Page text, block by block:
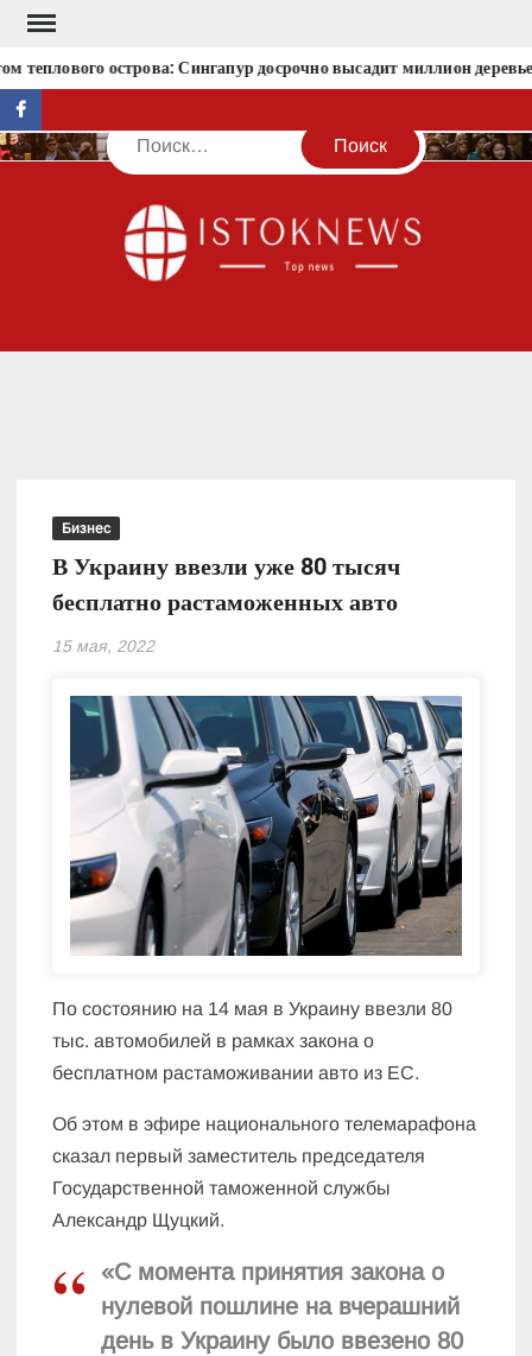
Перейти
содержимому
теплового острова: Сингапур досрочно высадит миллион
facebook
Поиск
Бизнес
В Украину ввезли уже 80 тысяч
бесплатно растаможенных авто
15 мая, 2022
По состоянию на 14 мая в Украину ввезли 80
тыс. автомобилей в рамках закона о
бесплатном растаможивании авто из ЕС.
Об этом в эфире национального телемарафона
сказал первый заместитель председателя
Государственной таможенной службы
Александр Щуцкий.
«С момента принятия закона о
нулевой пошлине на вчерашний
день в Украину было ввезено 80